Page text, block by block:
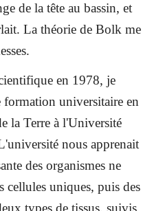
de la tête au bassin, et
La théorie de Bolk me
en 1978, je
formation universitaire en
la Terre à l'Université
nous apprenait
des organismes ne
cellules uniques, puis des
types de tissus, suivis